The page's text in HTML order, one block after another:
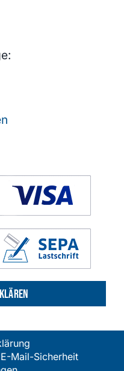
E-Mail-Sicherheit